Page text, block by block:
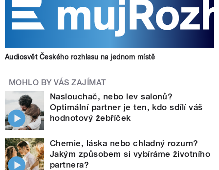
Audiosvět Českého rozhlasu na jednom místě
MOHLO BY VÁS ZAJÍMAT
Naslouchač, nebo lev salonů?
Optimální partner je ten, kdo sdílí váš
hodnotový žebříček
Chemie, láska nebo chladný rozum?
Jakým způsobem si vybíráme životního
partnera?